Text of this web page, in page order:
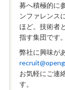
募へ積極的に
ンファレンス
ほど。技術者
指す集団です。
弊社に興味が
お気軽にご連
す。